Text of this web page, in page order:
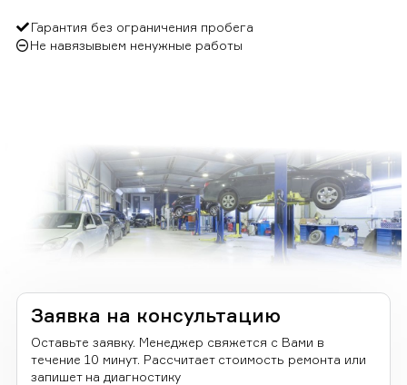
Гарантия без ограничения пробега
Не навязывыем ненужные работы
Заявка на консультацию
Оставьте заявку. Менеджер свяжется с Вами в
течение 10 минут. Рассчитает стоимость ремонта или
запишет на диагностику